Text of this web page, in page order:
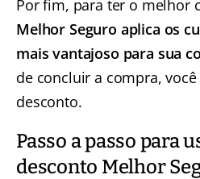
Por fim, para ter o melhor
Melhor Seguro aplica os
mais vantajoso para sua
de concluir a compra,
desconto.
Passo a passo para
desconto Melhor